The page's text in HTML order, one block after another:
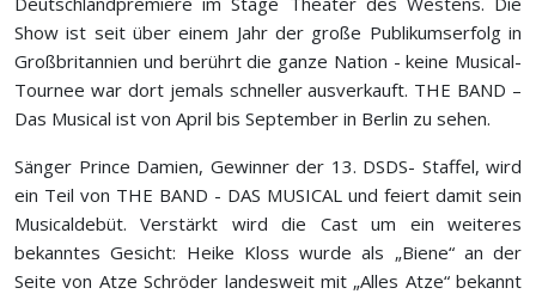
Show ist seit über einem Jahr der große Publikumserfolg in
Großbritannien und berührt die ganze Nation - keine Musical-
Tournee war dort jemals schneller ausverkauft. THE BAND –
Das Musical ist von April bis September in Berlin zu sehen.
Sänger Prince Damien, Gewinner der 13. DSDS- Staffel, wird
ein Teil von THE BAND - DAS MUSICAL und feiert damit sein
Musicaldebüt. Verstärkt wird die Cast um ein weiteres
bekanntes Gesicht: Heike Kloss wurde als „Biene“ an der
Seite von Atze Schröder landesweit mit „Alles Atze“ bekannt